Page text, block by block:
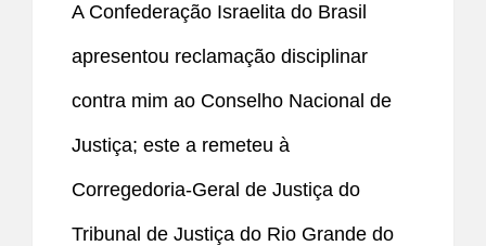
A Confederação Israelita do Brasil
apresentou reclamação disciplinar
contra mim ao Conselho Nacional de
Justiça; este a remeteu à
Corregedoria-Geral de Justiça do
Tribunal de Justiça do Rio Grande do